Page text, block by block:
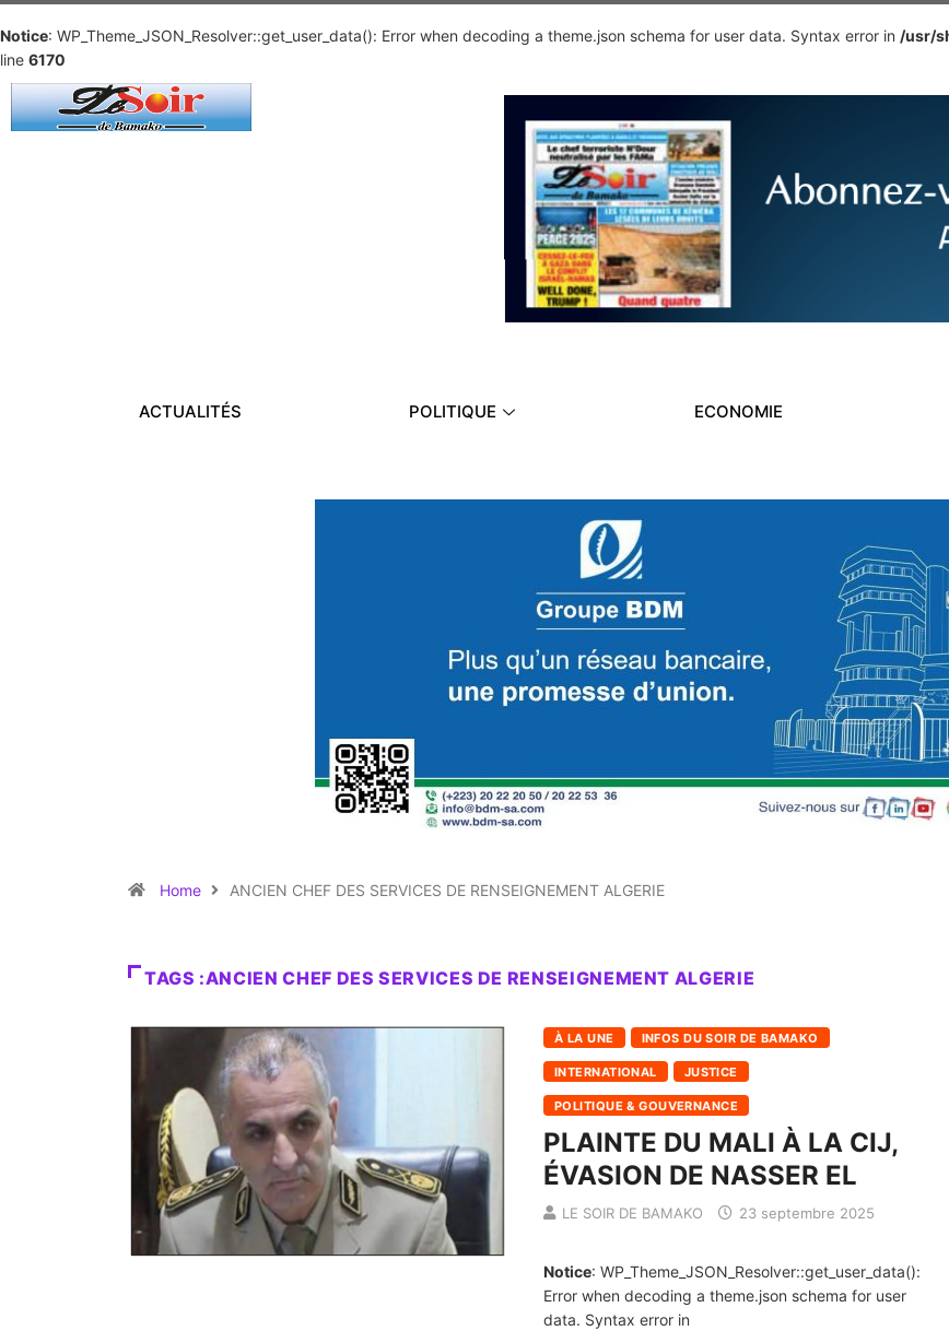
Notice: WP_Theme_JSON_Resolver::get_user_data(): Error when decoding a theme.json schema for user data. Syntax error in /usr/
line 6170
ACTUALITÉS POLITIQUE ECONOMIE
Home ANCIEN CHEF DES SERVICES DE RENSEIGNEMENT ALGERIE
TAGS :ANCIEN CHEF DES SERVICES DE RENSEIGNEMENT ALGERIE
À LA UNE INFOS DU SOIR DE BAMAKO
INTERNATIONAL JUSTICE
POLITIQUE & GOUVERNANCE
PLAINTE DU MALI À LA CIJ,
ÉVASION DE NASSER EL
LE SOIR DE BAMAKO 23 septembre 2025
Notice: WP_Theme_JSON_Resolver::get_user_data():
Error when decoding a theme.json schema for user
data. Syntax error in